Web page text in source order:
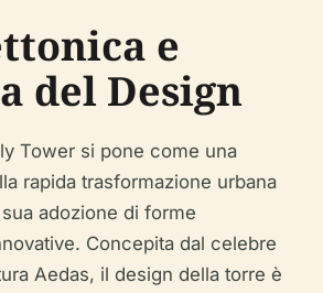
e
del Design
Tower si pone come una
rapida trasformazione urbana
adozione di forme
Concepita dal celebre
Aedas, il design della torre è